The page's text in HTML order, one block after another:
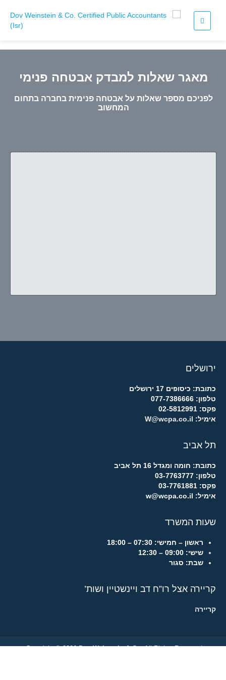
מאגר שאלות למבדק אבטחה פנימי
לפניכם מספר שאלות על אבטחה פנימית בחברה בתחום
המחשוב
ירושלים
כתובת: כיסופים 17 ירושלים
טלפון: 077-7386666
פקס: 02-5812991
אימיל: W@wcpa.co.il
תל אביב
כתובת: חומה ומגדל 16 תל אביב
טלפון: 03-7763777
פקס: 03-7761881
אימיל: w@wcpa.co.il
שעות המשרד
ראשון – חמישי: 07:30 – 18:00
שישי: 09:00 – 12:30
שבת: סגור
קריירה אצל רו”ח דב ויינשטיין ושות’
קריירה
Copyright © 2026Dov Weinstein & Co.All Rights Reserved.